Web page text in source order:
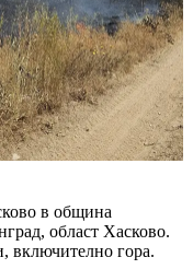
в община
област Хасково.
включително гора.